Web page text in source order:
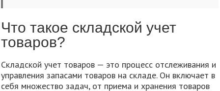
Что такое складской учет
товаров?
Складской учет товаров — это процесс отслеживания и
управления запасами товаров на складе. Он включает в
себя множество задач, от приема и хранения товаров